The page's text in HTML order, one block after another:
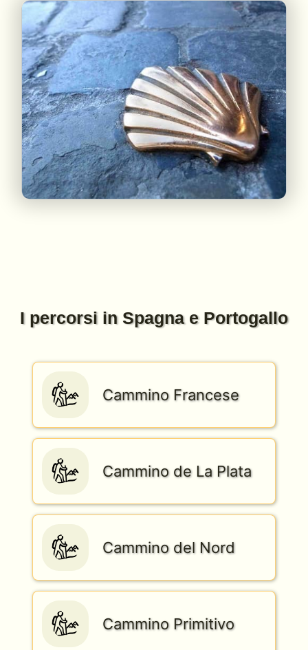
I percorsi in Spagna e Portogallo
Cammino Francese
Cammino de La Plata
Cammino del Nord
Cammino Primitivo